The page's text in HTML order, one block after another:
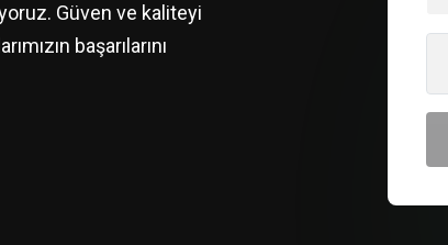
Güven ve kaliteyi
başarılarını